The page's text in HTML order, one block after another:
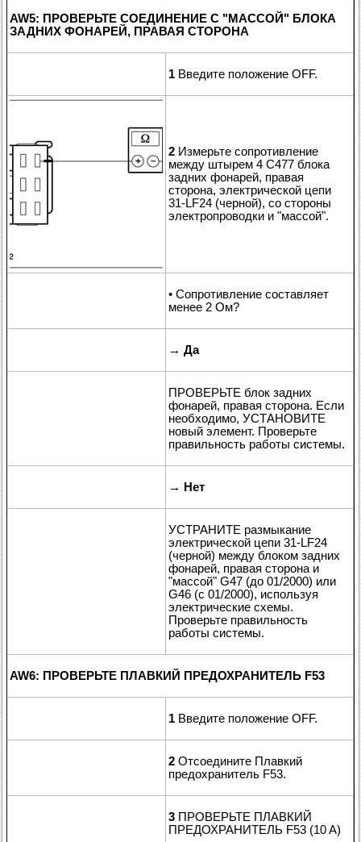
AW5: ПРОВЕРЬТЕ СОЕДИНЕНИЕ С "МАССОЙ" БЛОКА
ЗАДНИХ ФОНАРЕЙ, ПРАВАЯ СТОРОНА
1 Введите положение OFF.
2 Измерьте сопротивление
между штырем 4 C477 блока
задних фонарей, правая
сторона, электрической цепи
31-LF24 (черной), со стороны
электропроводки и "массой".
• Сопротивление составляет
менее 2 Ом?
→ Да
ПРОВЕРЬТЕ блок задних
фонарей, правая сторона. Если
необходимо, УСТАНОВИТЕ
новый элемент. Проверьте
правильность работы системы.
→ Нет
УСТРАНИТЕ размыкание
электрической цепи 31-LF24
(черной) между блоком задних
фонарей, правая сторона и
"массой" G47 (до 01/2000) или
G46 (с 01/2000), используя
электрические схемы.
Проверьте правильность
работы системы.
AW6: ПРОВЕРЬТЕ ПЛАВКИЙ ПРЕДОХРАНИТЕЛЬ F53
1 Введите положение OFF.
2 Отсоедините Плавкий
предохранитель F53.
3 ПРОВЕРЬТЕ ПЛАВКИЙ
ПРЕДОХРАНИТЕЛЬ F53 (10 A)